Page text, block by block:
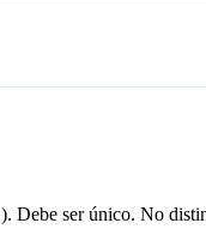
). Debe ser único. No